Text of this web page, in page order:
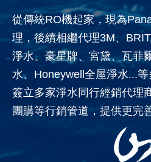
從傳統RO機起家，現為
理，後續相繼代理3M、
淨水、豪星牌、宮黛、瓦菲
水、Honeywell全屋淨水...
簽立多家淨水同行經銷代理
團購等行銷管道，提供更完